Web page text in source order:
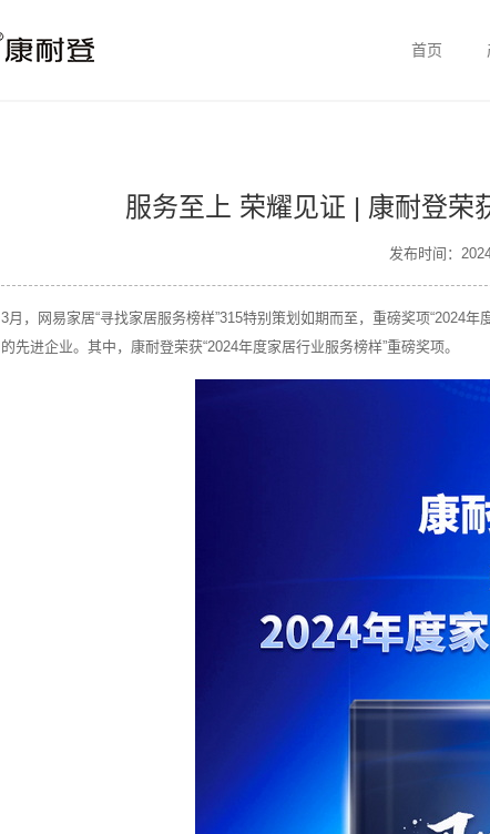
首页
服务至上 荣耀见证 | 康耐登荣
发布时间：
3月，网易家居“寻找家居服务榜样”315特别策划如期而至，重磅奖项“2024
的先进企业。其中，康耐登荣获“2024年度家居行业服务榜样”重磅奖项。